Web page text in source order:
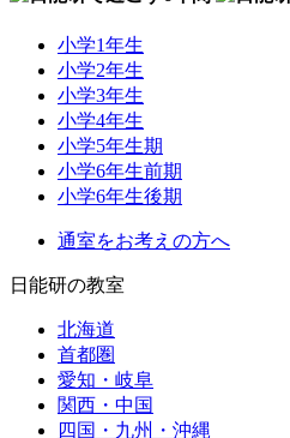
小学1年生
小学2年生
小学3年生
小学4年生
小学5年生期
小学6年生前期
小学6年生後期
通室をお考えの方へ
日能研の教室
北海道
首都圏
愛知・岐阜
関西・中国
四国・九州・沖縄